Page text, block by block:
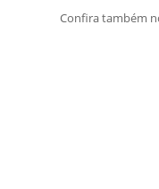
Confira também